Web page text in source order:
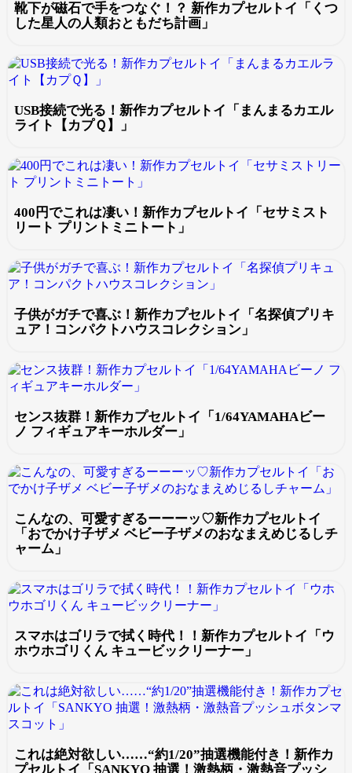
靴下が磁石で手をつなぐ！？ 新作カプセルトイ「くつ
した星人の人類おともだち計画」
USB接続で光る！新作カプセルトイ「まんまるカエル
ライト【カプＱ】」
400円でこれは凄い！新作カプセルトイ「セサミスト
リート プリントミニトート」
子供がガチで喜ぶ！新作カプセルトイ「名探偵プリキ
ュア！コンパクトハウスコレクション」
センス抜群！新作カプセルトイ「1/64YAMAHAビー
ノ フィギュアキーホルダー」
こんなの、可愛すぎるーーーッ♡新作カプセルトイ
「おでかけ子ザメ ベビー子ザメのおなまえめじるしチ
ャーム」
スマホはゴリラで拭く時代！！新作カプセルトイ「ウ
ホウホゴリくん キュービックリーナー」
これは絶対欲しい……“約1/20”抽選機能付き！新作カ
プセルトイ「SANKYO 抽選！激熱柄・激熱音プッシ